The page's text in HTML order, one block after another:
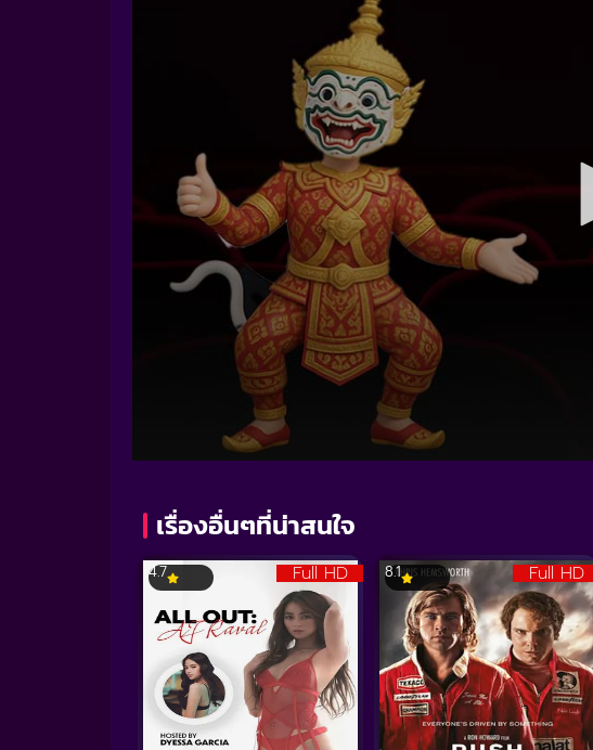
เรื่องอื่นๆที่น่าสนใจ
Full HD
4.7 Full HD
8.1